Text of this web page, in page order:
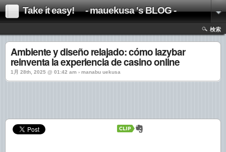
Take it easy! - mauekusa 's BLOG -
検索
Ambiente y diseño relajado: cómo lazybar
reinventa la experiencia de casino online
1月 28th, 2025 @ 01:42 am › manabu uekusa